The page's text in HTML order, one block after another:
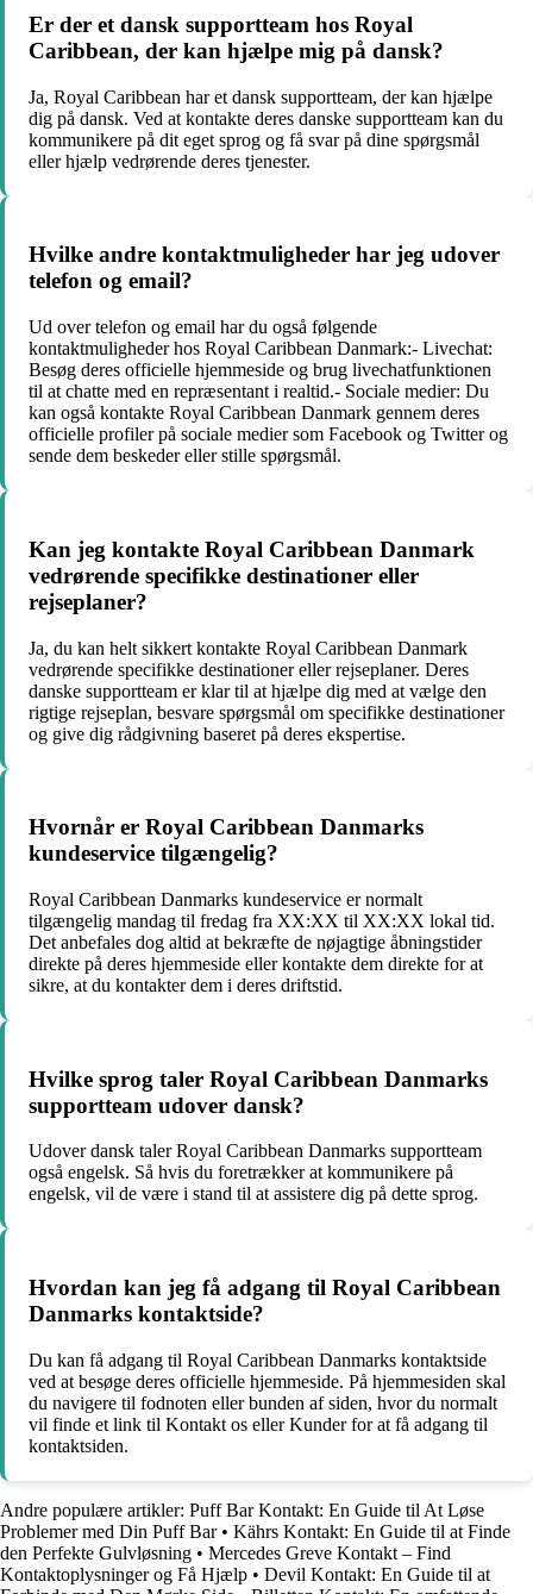
Er der et dansk supportteam hos Royal
Caribbean, der kan hjælpe mig på dansk?
Ja, Royal Caribbean har et dansk supportteam, der kan hjælpe
dig på dansk. Ved at kontakte deres danske supportteam kan du
kommunikere på dit eget sprog og få svar på dine spørgsmål
eller hjælp vedrørende deres tjenester.
Hvilke andre kontaktmuligheder har jeg udover
telefon og email?
Ud over telefon og email har du også følgende
kontaktmuligheder hos Royal Caribbean Danmark:- Livechat:
Besøg deres officielle hjemmeside og brug livechatfunktionen
til at chatte med en repræsentant i realtid.- Sociale medier: Du
kan også kontakte Royal Caribbean Danmark gennem deres
officielle profiler på sociale medier som Facebook og Twitter og
sende dem beskeder eller stille spørgsmål.
Kan jeg kontakte Royal Caribbean Danmark
vedrørende specifikke destinationer eller
rejseplaner?
Ja, du kan helt sikkert kontakte Royal Caribbean Danmark
vedrørende specifikke destinationer eller rejseplaner. Deres
danske supportteam er klar til at hjælpe dig med at vælge den
rigtige rejseplan, besvare spørgsmål om specifikke destinationer
og give dig rådgivning baseret på deres ekspertise.
Hvornår er Royal Caribbean Danmarks
kundeservice tilgængelig?
Royal Caribbean Danmarks kundeservice er normalt
tilgængelig mandag til fredag fra XX:XX til XX:XX lokal tid.
Det anbefales dog altid at bekræfte de nøjagtige åbningstider
direkte på deres hjemmeside eller kontakte dem direkte for at
sikre, at du kontakter dem i deres driftstid.
Hvilke sprog taler Royal Caribbean Danmarks
supportteam udover dansk?
Udover dansk taler Royal Caribbean Danmarks supportteam
også engelsk. Så hvis du foretrækker at kommunikere på
engelsk, vil de være i stand til at assistere dig på dette sprog.
Hvordan kan jeg få adgang til Royal Caribbean
Danmarks kontaktside?
Du kan få adgang til Royal Caribbean Danmarks kontaktside
ved at besøge deres officielle hjemmeside. På hjemmesiden skal
du navigere til fodnoten eller bunden af ​​siden, hvor du normalt
vil finde et link til Kontakt os eller Kunder for at få adgang til
kontaktsiden.
Andre populære artikler: Puff Bar Kontakt: En Guide til At Løse
Problemer med Din Puff Bar• Kährs Kontakt: En Guide til at Finde
den Perfekte Gulvløsning • Mercedes Greve Kontakt – Find
Kontaktoplysninger og Få Hjælp • Devil Kontakt: En Guide til at